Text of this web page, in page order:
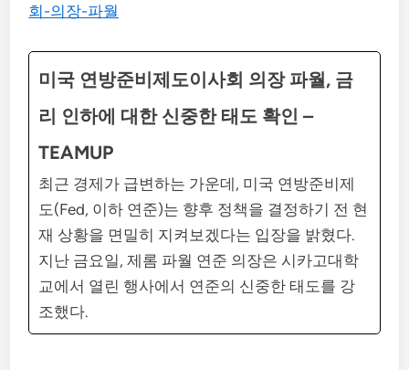
회-의장-파월
미국 연방준비제도이사회 의장 파월, 금
리 인하에 대한 신중한 태도 확인 –
TEAMUP
최근 경제가 급변하는 가운데, 미국 연방준비제
도(Fed, 이하 연준)는 향후 정책을 결정하기 전 현
재 상황을 면밀히 지켜보겠다는 입장을 밝혔다.
지난 금요일, 제롬 파월 연준 의장은 시카고대학
교에서 열린 행사에서 연준의 신중한 태도를 강
조했다.